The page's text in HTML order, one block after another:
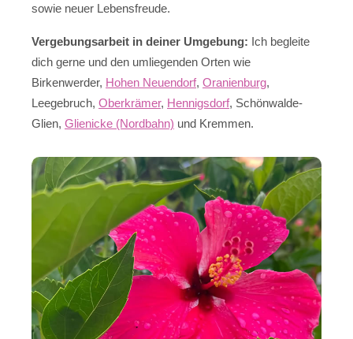
sowie neuer Lebensfreude.
Vergebungsarbeit in deiner Umgebung: Ich begleite
dich gerne und den umliegenden Orten wie
Birkenwerder, Hohen Neuendorf, Oranienburg,
Leegebruch, Oberkrämer, Hennigsdorf, Schönwalde-
Glien, Glienicke (Nordbahn) und Kremmen.